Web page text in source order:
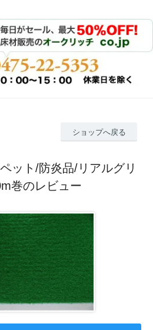
ショップへ戻る
ット/防炎品/リアルグリ
巻のレビュー